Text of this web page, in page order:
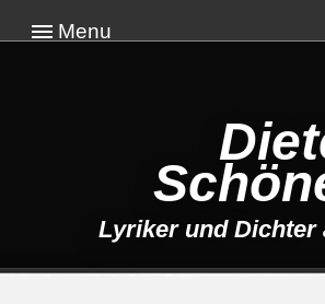
Menu
Lyriker und Dichter